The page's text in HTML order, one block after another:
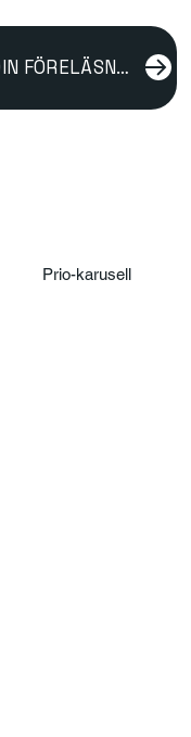
PLANERA DIN FÖRELÄSNING
Prio-karusell